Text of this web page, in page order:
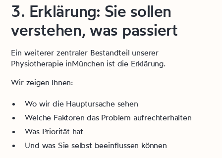
3. Erklärung: Sie sollen
verstehen, was passiert
Ein weiterer zentraler Bestandteil unserer
Physiotherapie inMünchen ist die Erklärung.
Wir zeigen Ihnen:
Wo wir die Hauptursache sehen
Welche Faktoren das Problem aufrechterhalten
Was Priorität hat
Und was Sie selbst beeinflussen können